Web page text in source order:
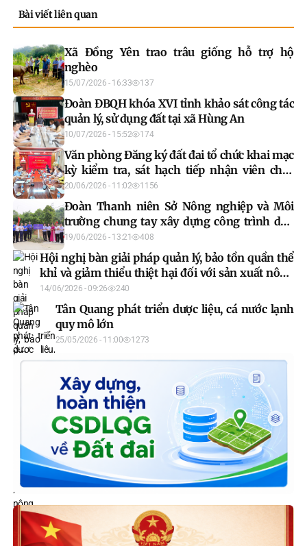
Bài viết liên quan
Xã Đồng Yên trao trâu giống hỗ trợ hộ
nghèo
15/07/2026 - 16:33 137
Đoàn ĐBQH khóa XVI tỉnh khảo sát công tác
quản lý, sử dụng đất tại xã Hùng An
10/07/2026 - 15:52 174
Văn phòng Đăng ký đất đai tổ chức khai mạc
kỳ kiểm tra, sát hạch tiếp nhận viên chức
năm 2026 (đợt 1)
20/06/2026 - 11:02 1156
Đoàn Thanh niên Sở Nông nghiệp và Môi
trường chung tay xây dựng công trình dân
sinh tại xã Thái Bình
19/06/2026 - 13:21 408
Hội nghị bàn giải pháp quản lý, bảo tồn quần thể
khỉ và giảm thiểu thiệt hại đối với sản xuất nông
nghiệp
14/06/2026 - 09:26 240
Tân Quang phát triển dược liệu, cá nước lạnh
quy mô lớn
25/05/2026 - 11:00 1273